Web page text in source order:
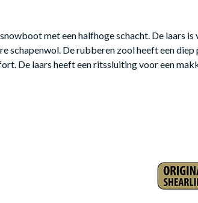
met een halfhoge schacht. De laars
schapenwol. De rubberen zool heeft een
De laars heeft een ritssluiting voor een